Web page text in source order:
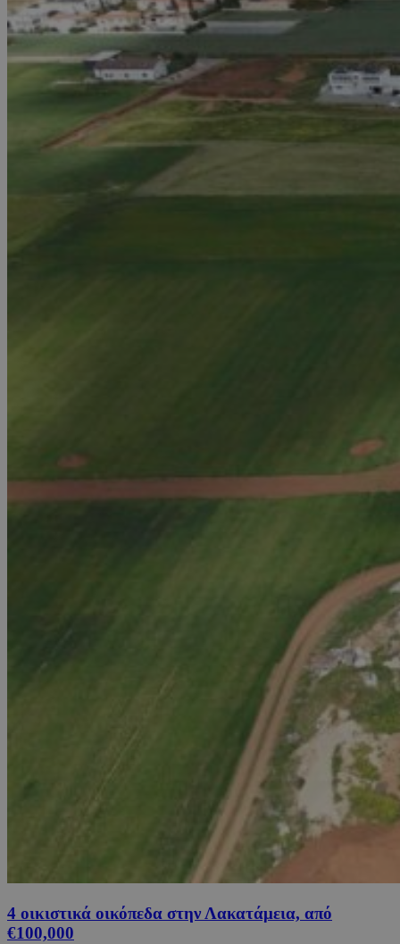
4 οικιστικά οικόπεδα στην Λακατάμεια, από
€100,000